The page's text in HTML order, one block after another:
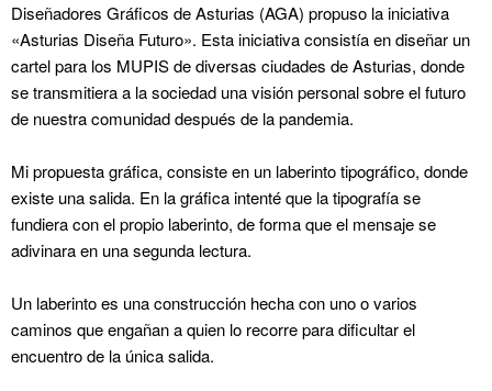
Diseñadores Gráficos de Asturias (AGA) propuso la iniciativa
«Asturias Diseña Futuro». Esta iniciativa consistía en diseñar un
cartel para los MUPIS de diversas ciudades de Asturias, donde
se transmitiera a la sociedad una visión personal sobre el futuro
de nuestra comunidad después de la pandemia.
Mi propuesta gráfica, consiste en un laberinto tipográfico, donde
existe una salida. En la gráfica intenté que la tipografía se
fundiera con el propio laberinto, de forma que el mensaje se
adivinara en una segunda lectura.
Un laberinto es una construcción hecha con uno o varios
caminos que engañan a quien lo recorre para dificultar el
encuentro de la única salida.